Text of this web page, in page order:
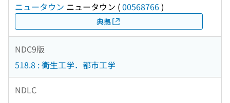
ニュータウン ニュータウン (00568766)
典拠
NDC9版
518.8 : 衛生工学．都市工学
NDLC